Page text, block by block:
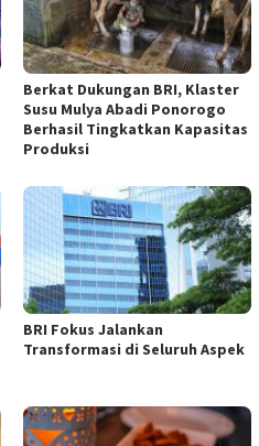
Berkat Dukungan BRI, Klaster
Susu Mulya Abadi Ponorogo
Berhasil Tingkatkan Kapasitas
Produksi
BRI Fokus Jalankan
Transformasi di Seluruh Aspek